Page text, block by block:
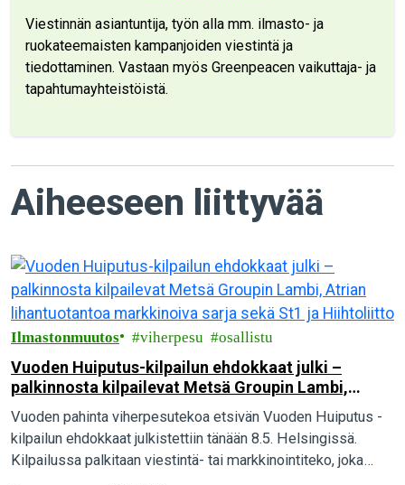
Viestinnän asiantuntija, työn alla mm. ilmasto- ja
ruokateemaisten kampanjoiden viestintä ja
tiedottaminen. Vastaan myös Greenpeacen vaikuttaja- ja
tapahtumayhteistöistä.
Aiheeseen liittyvää
Ilmastonmuutos viherpesu osallistu
Vuoden Huiputus-kilpailun ehdokkaat julki –
palkinnosta kilpailevat Metsä Groupin Lambi,
Atrian lihantuotantoa markkinoiva sarja sekä St1
ja Hiihtoliitto
Vuoden pahinta viherpesutekoa etsivän Vuoden Huiputus -
kilpailun ehdokkaat julkistettiin tänään 8.5. Helsingissä.
Kilpailussa palkitaan viestintä- tai markkinointiteko, joka